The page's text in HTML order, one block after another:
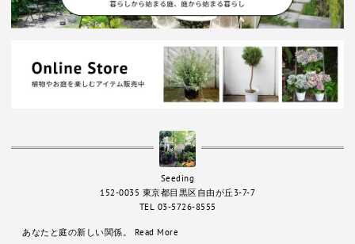
あなたと庭の新しい関係。 Read More
Seeding
152-0035 東京都目黒区自由が丘3-7-7
TEL 03-5726-8555